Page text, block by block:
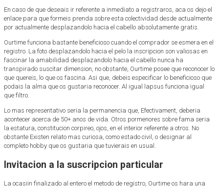
En caso de que deseais ir referente a inmediato a registraros, aca os dejo el
enlace para que formeis prenda sobre esta colectividad desde actualmente
por actualmente desplazandolo hacia el cabello absolutamente gratis.
Ourtime funciona bastante beneficioso cuando el comprador se esmera en el
registro. La foto desplazandolo hacia el pelo la inscripcion son valiosas en
fascinar la amabilidad desplazandolo hacia el cabello nunca ha
transpirado suscitar dimension, no obstante, Ourtime posee que reconocer lo
que quereis, lo que os fascina. Asi que, debeis especificar lo beneficioso que
podais la alma que os gustaria reconocer. Al igual lapsus funciona igual
que filtro.
Lo mas representativo seri­a la permanencia que, Efectivament, deberia
acontecer acerca de 50+ anos de vida. Otros pormenores sobre fama seri­a
la estatura, constitucion corpireo, ojos, en el interior referente a otros. No
obstante Existen relato mas curiosa, como estado civil, o designar al
completo hobby que os gustaria que tuvierais en usual.
Invitacion a la suscripcion particular
La ocasiin finalizado al entero el metodo de registro, Ourtime os hara una